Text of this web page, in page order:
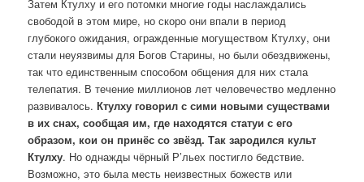
Затем Ктулху и его потомки многие годы наслаждались
свободой в этом мире, но скоро они впали в период
глубокого ожидания, огражденные могуществом Ктулху, они
стали неуязвимы для Богов Старины, но были обездвижены,
так что единственным способом общения для них стала
телепатия. В течение миллионов лет человечество медленно
развивалось.Ктулху говорил с сими новыми существами
в их снах, сообщая им, где находятся статуи с его
образом, кои он принёс со звёзд. Так зародился культ
Ктулху. Но однажды чёрный Р’льех постигло бедствие.
Возможно, это была месть неизвестных божеств или